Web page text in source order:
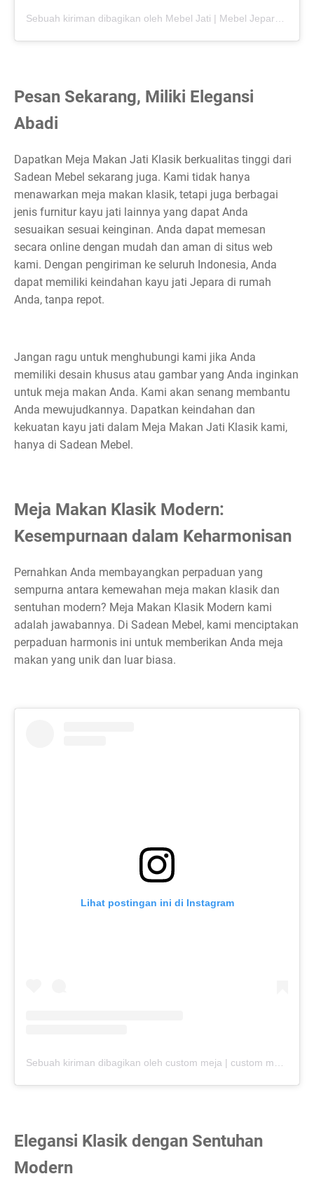
Pesan Sekarang, Miliki Elegansi
Abadi
Dapatkan Meja Makan Jati Klasik berkualitas tinggi dari
Sadean Mebel sekarang juga. Kami tidak hanya
menawarkan meja makan klasik, tetapi juga berbagai
jenis furnitur kayu jati lainnya yang dapat Anda
sesuaikan sesuai keinginan. Anda dapat memesan
secara online dengan mudah dan aman di situs web
kami. Dengan pengiriman ke seluruh Indonesia, Anda
dapat memiliki keindahan kayu jati Jepara di rumah
Anda, tanpa repot.
Jangan ragu untuk menghubungi kami jika Anda
memiliki desain khusus atau gambar yang Anda inginkan
untuk meja makan Anda. Kami akan senang membantu
Anda mewujudkannya. Dapatkan keindahan dan
kekuatan kayu jati dalam Meja Makan Jati Klasik kami,
hanya di Sadean Mebel.
Meja Makan Klasik Modern:
Kesempurnaan dalam Keharmonisan
Pernahkan Anda membayangkan perpaduan yang
sempurna antara kemewahan meja makan klasik dan
sentuhan modern? Meja Makan Klasik Modern kami
adalah jawabannya. Di Sadean Mebel, kami menciptakan
perpaduan harmonis ini untuk memberikan Anda meja
makan yang unik dan luar biasa.
Lihat postingan ini di Instagram
Elegansi Klasik dengan Sentuhan
Modern